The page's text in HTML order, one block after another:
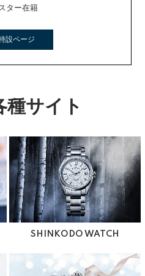
ター在籍
設ページ
種サイト
SHINKODO WATCH